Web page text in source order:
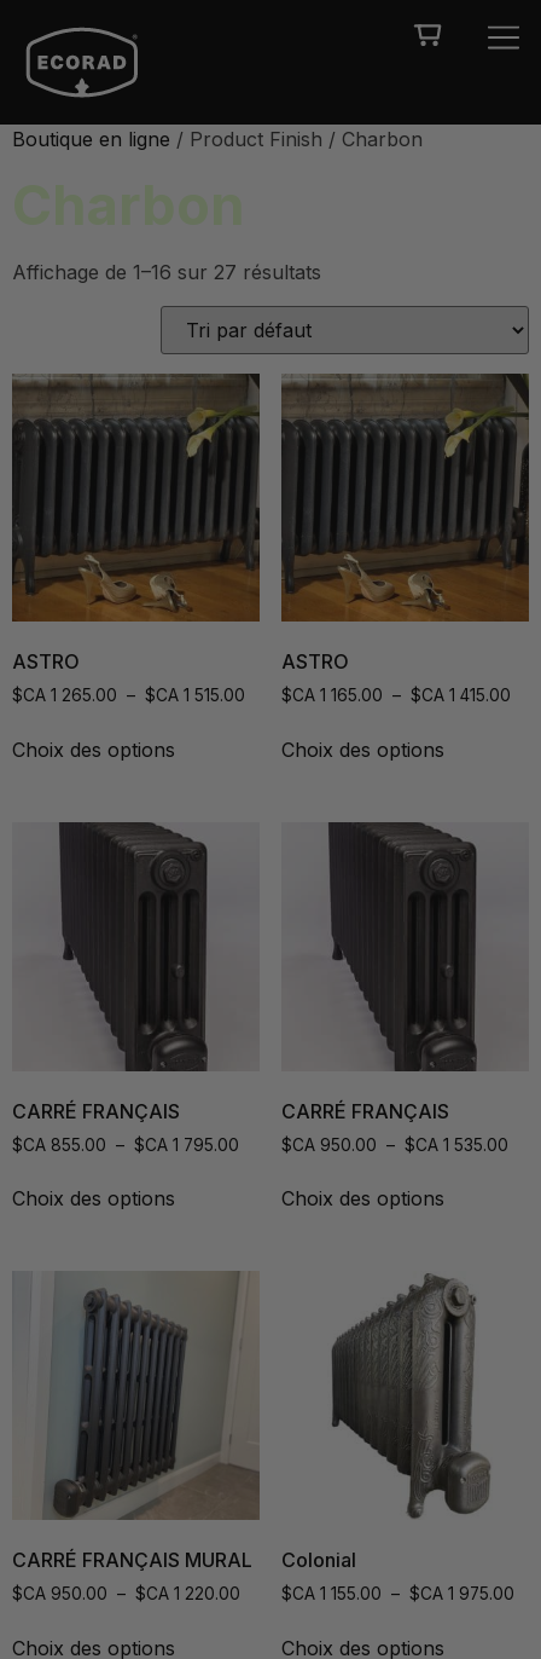
Boutique en ligne / Product Finish / Charbon
Affichage de 1–16 sur 27 résultats
ASTRO
$CA 1 265.00 – $CA 1 515.00
Choix des options
ASTRO
$CA 1 165.00 – $CA 1 415.00
Choix des options
CARRÉ FRANÇAIS
$CA 855.00 – $CA 1 795.00
Choix des options
CARRÉ FRANÇAIS
$CA 950.00 – $CA 1 535.00
Choix des options
CARRÉ FRANÇAIS MURAL
$CA 950.00 – $CA 1 220.00
Choix des options
Colonial
$CA 1 155.00 – $CA 1 975.00
Choix des options